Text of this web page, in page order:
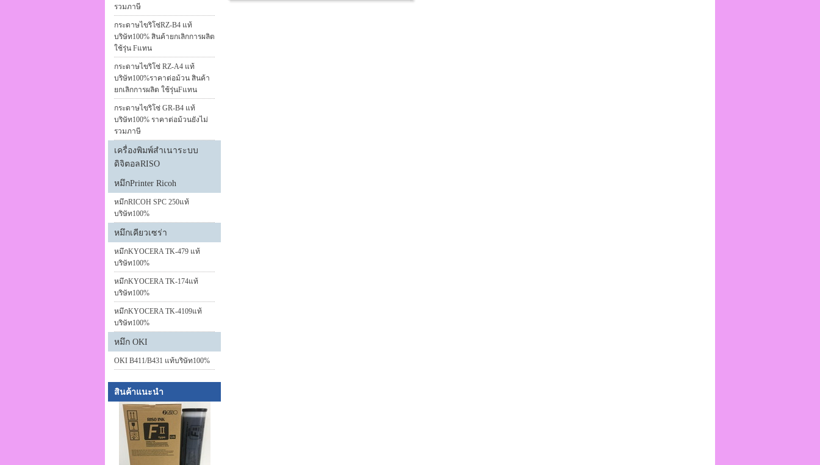
รวมภาษี
กระดาษไขริโซ่RZ-B4 แท้
บริษัท100% สินค้ายกเลิกการผลิต
ใช้รุ่น Fแทน
กระดาษไขริโซ่ RZ-A4 แท้
บริษัท100%ราคาต่อม้วน สินค้า
ยกเลิกการผลิต ใช้รุ่นFแทน
กระดาษไขริโซ่ GR-B4 แท้
บริษัท100% ราคาต่อม้วนยังไม่
รวมภาษี
เครื่องพิมพ์สำเนาระบบ
ดิจิตอลRISO
หมึกPrinter Ricoh
หมึกRICOH SPC 250แท้
บริษัท100%
หมึกเคียวเซร่า
หมึกKYOCERA TK-479 แท้
บริษัท100%
หมึกKYOCERA TK-174แท้
บริษัท100%
หมึกKYOCERA TK-4109แท้
บริษัท100%
หมึก OKI
OKI B411/B431 แท้บริษัท100%
สินค้าแนะนำ